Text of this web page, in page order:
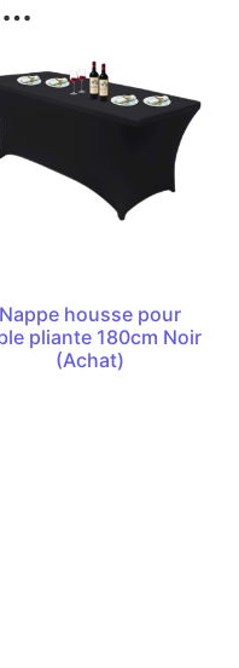
Nappe housse pour
pliante 180cm Noir
(Achat)